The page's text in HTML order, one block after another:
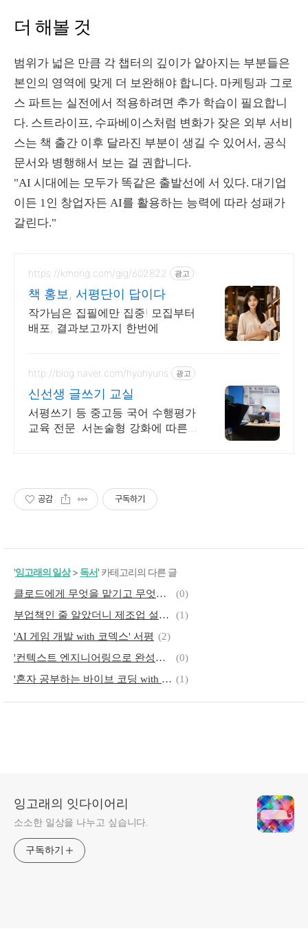
더 해볼 것
범위가 넓은 만큼 각 챕터의 깊이가 얕아지는 부분들은
본인의 영역에 맞게 더 보완해야 합니다. 마케팅과 그로
스 파트는 실전에서 적용하려면 추가 학습이 필요합니
다. 스트라이프, 수파베이스처럼 변화가 잦은 외부 서비
스는 책 출간 이후 달라진 부분이 생길 수 있어서, 공식
문서와 병행해서 보는 걸 권합니다.
"AI 시대에는 모두가 똑같은 출발선에 서 있다. 대기업
이든 1인 창업자든 AI를 활용하는 능력에 따라 성패가
갈린다."
https://kmong.com/gig/602822 광고
책 홍보, 서평단이 답이다
작가님은 집필에만 집중! 모집부터
배포, 결과보고까지 한번에
http://blog.naver.com/hyohyuns 광고
신선생 글쓰기 교실
서평쓰기 등 중고등 국어 수행평가
교육 전문. 서논술형 강화에 따른
공감 구독하기
'잉고래의 일상> 독서' 카테고리의 다른 글
클로드에게 무엇을 맡기고 무엇을 확인할까?
(0)
부업책인 줄 알았더니 제조업 설계서, 제미나이로 디지털 자산 쌓는 법
(1)
'AI 게임 개발 with 코덱스' 서평 (2)
'컨텍스트 엔지니어링으로 완성하는 AI 에이전트' 읽고
(0)
'혼자 공부하는 바이브 코딩 with 클로드 코드' 서평 (1)
잉고래의 잇다이어리
소소한 일상을 나누고 싶습니다.
구독하기